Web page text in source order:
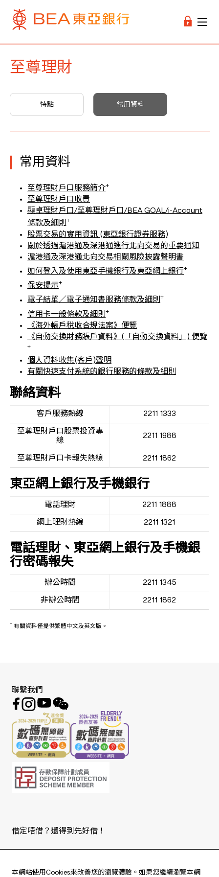
至尊理財
特點 常用資料
常用資料
至尊理財戶口服務簡介+
至尊理財戶口收費
顯卓理財戶口/至尊理財戶口/BEA GOAL/i-Account
條款及細則+
股票交易的實用資訊 (東亞銀行證券服務)
關於透過滬港通及深港通進行北向交易的重要通知
滬港通及深港通北向交易相關風險披露聲明書
如何登入及使用東亞手機銀行及東亞網上銀行+
保安提示+
電子結單／電子通知書服務條款及細則+
信用卡一般條款及細則+
《海外帳戶稅收合規法案》便覽
《自動交換財務賬戶資料》(「自動交換資料」) 便覽
+
個人資料收集(客戶)聲明
有關快速支付系統的銀行服務的條款及細則
聯絡資料
客戶服務熱線 2211 1333
至尊理財戶口股票投資專
線
2211 1988
至尊理財戶口卡報失熱線 2211 1862
東亞網上銀行及手機銀行
電話理財 2211 1888
網上理財熱線 2211 1321
電話理財、東亞網上銀行及手機銀
行密碼報失
辦公時間 2211 1345
非辦公時間 2211 1862
+ 有關資料僅提供繁體中文及英文版。
本網站使用Cookies來改善您的瀏覽體驗。如果您繼續瀏覽本網
聯繫我們
借定唔借？還得到先好借！